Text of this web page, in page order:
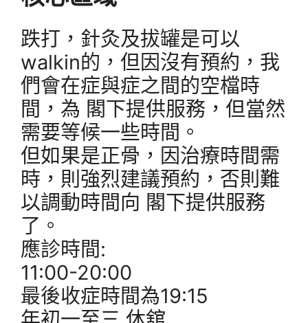
跌打，針灸及拔罐是可以
walkin的，但因沒有預約，我
們會在症與症之間的空檔時
間，為 閣下提供服務，但當然
需要等候一些時間。
但如果是正骨，因治療時間需
時，則強烈建議預約，否則難
以調動時間向 閣下提供服務
了。
應診時間:
11:00-20:00
最後收症時間為19:15